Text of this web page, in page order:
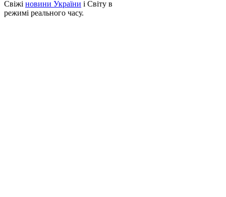
Свіжі новини України і Світу в
режимі реального часу.